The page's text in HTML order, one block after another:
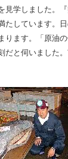
見学しました。
たしています。
ります。「原油
だと伺いました